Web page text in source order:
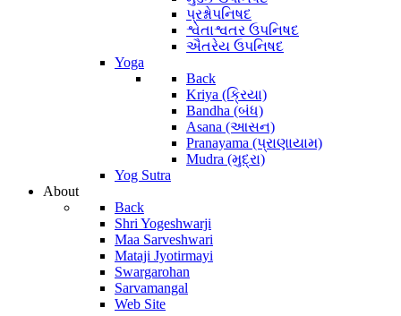
પ્રશ્નોપનિષદ
શ્વેતાશ્વતર ઉપનિષદ
ઐતરેય ઉપનિષદ
Yoga
Back
Kriya (ક્રિયા)
Bandha (બંધ)
Asana (આસન)
Pranayama (પ્રાણાયામ)
Mudra (મુદ્રા)
Yog Sutra
About
Back
Shri Yogeshwarji
Maa Sarveshwari
Mataji Jyotirmayi
Swargarohan
Sarvamangal
Web Site